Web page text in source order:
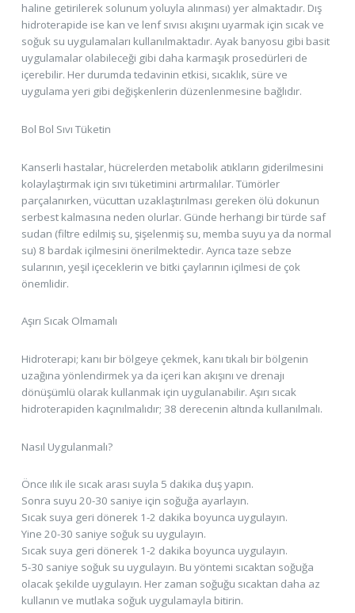
haline getirilerek solunum yoluyla alınması) yer almaktadır. Dış
hidroterapide ise kan ve lenf sıvısı akışını uyarmak için sıcak ve
soğuk su uygulamaları kullanılmaktadır. Ayak banyosu gibi basit
uygulamalar olabileceği gibi daha karmaşık prosedürleri de
içerebilir. Her durumda tedavinin etkisi, sıcaklık, süre ve
uygulama yeri gibi değişkenlerin düzenlenmesine bağlıdır.
Bol Bol Sıvı Tüketin
Kanserli hastalar, hücrelerden metabolik atıkların giderilmesini
kolaylaştırmak için sıvı tüketimini artırmalılar. Tümörler
parçalanırken, vücuttan uzaklaştırılması gereken ölü dokunun
serbest kalmasına neden olurlar. Günde herhangi bir türde saf
sudan (filtre edilmiş su, şişelenmiş su, memba suyu ya da normal
su) 8 bardak içilmesini önerilmektedir. Ayrıca taze sebze
sularının, yeşil içeceklerin ve bitki çaylarının içilmesi de çok
önemlidir.
Aşırı Sıcak Olmamalı
Hidroterapi; kanı bir bölgeye çekmek, kanı tıkalı bir bölgenin
uzağına yönlendirmek ya da içeri kan akışını ve drenajı
dönüşümlü olarak kullanmak için uygulanabilir. Aşırı sıcak
hidroterapiden kaçınılmalıdır; 38 derecenin altında kullanılmalı.
Nasıl Uygulanmalı?
Önce ılık ile sıcak arası suyla 5 dakika duş yapın.
Sonra suyu 20-30 saniye için soğuğa ayarlayın.
Sıcak suya geri dönerek 1-2 dakika boyunca uygulayın.
Yine 20-30 saniye soğuk su uygulayın.
Sıcak suya geri dönerek 1-2 dakika boyunca uygulayın.
5-30 saniye soğuk su uygulayın. Bu yöntemi sıcaktan soğuğa
olacak şekilde uygulayın. Her zaman soğuğu sıcaktan daha az
kullanın ve mutlaka soğuk uygulamayla bitirin.